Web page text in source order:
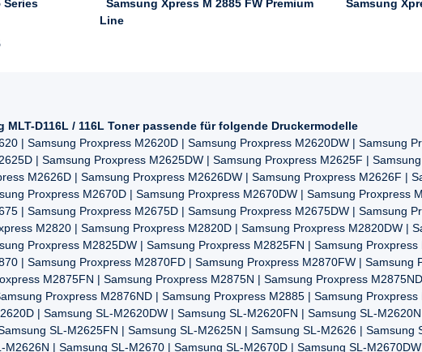
Series
Samsung Xpress M 2885 FW Premium
Line
Samsung
MLT-D116L / 116L Toner passende für folgende Druckermodelle
| Samsung Proxpress M2620D | Samsung Proxpress M2620DW | Samsung
| Samsung Proxpress M2625DW | Samsung Proxpress M2625F |
M2626D | Samsung Proxpress M2626DW | Samsung Proxpress M2626F |
Proxpress M2670D | Samsung Proxpress M2670DW | Samsung
| Samsung Proxpress M2675D | Samsung Proxpress M2675DW | Samsung
M2820 | Samsung Proxpress M2820D | Samsung Proxpress M2820DW |
Proxpress M2825DW | Samsung Proxpress M2825FN | Samsung
| Samsung Proxpress M2870FD | Samsung Proxpress M2870FW |
M2875FN | Samsung Proxpress M2875N | Samsung Proxpress
Proxpress M2876ND | Samsung Proxpress M2885 | Samsung
| Samsung SL-M2620DW | Samsung SL-M2620FN | Samsung SL-
SL-M2625FN | Samsung SL-M2625N | Samsung SL-M2626 |
M2626N | Samsung SL-M2670 | Samsung SL-M2670D | Samsung SL-